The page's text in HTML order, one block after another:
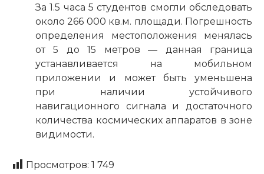
За 1.5 часа 5 студентов смогли обследовать
около 266 000 кв.м. площади. Погрешность
определения местоположения менялась
от 5 до 15 метров — данная граница
устанавливается на мобильном
приложении и может быть уменьшена
при наличии устойчивого
навигационного сигнала и достаточного
количества космических аппаратов в зоне
видимости.
Просмотров: 1 749